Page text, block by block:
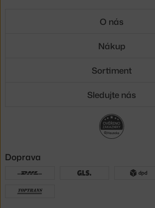
O nás
Nákup
Sortiment
Sledujte nás
Doprava